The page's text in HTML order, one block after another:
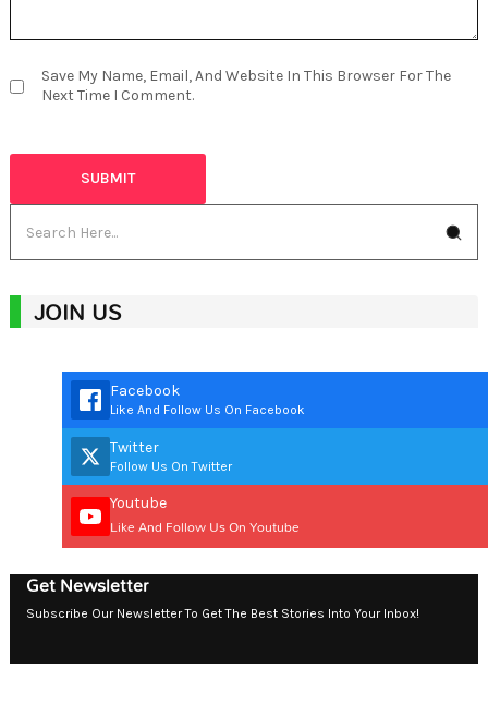
Save My Name, Email, And Website In This Browser For The
Next Time I Comment.
JOIN US
Facebook
Like And Follow Us On Facebook
Twitter
Follow Us On Twitter
Youtube
Like And Follow Us On Youtube
Get Newsletter
Subscribe Our Newsletter To Get The Best Stories Into Your Inbox!